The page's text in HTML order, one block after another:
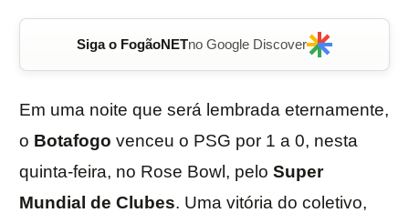
Siga o FogãoNETno Google Discover
Em uma noite que será lembrada eternamente,
o Botafogo venceu o PSG por 1 a 0, nesta
quinta-feira, no Rose Bowl, pelo Super
Mundial de Clubes. Uma vitória do coletivo,